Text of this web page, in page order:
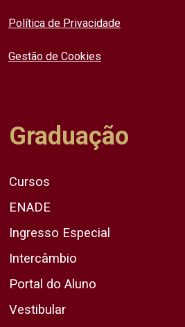
Política de Privacidade
Gestão de Cookies
Graduação
Cursos
ENADE
Ingresso Especial
Intercâmbio
Portal do Aluno
Vestibular